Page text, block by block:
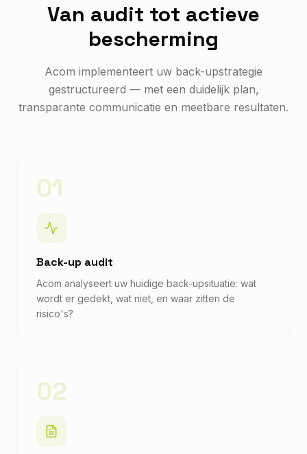
Van audit tot actieve
bescherming
Acom implementeert uw back-upstrategie
gestructureerd — met een duidelijk plan,
transparante communicatie en meetbare resultaten.
01
Back-up audit
Acom analyseert uw huidige back-upsituatie: wat
wordt er gedekt, wat niet, en waar zitten de
risico's?
02